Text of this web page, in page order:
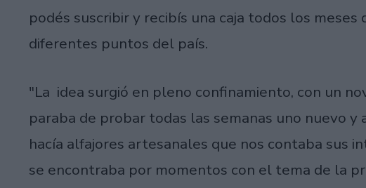
podés suscribir y recibís una caja todos los
diferentes puntos del país.
"La idea surgió en pleno confinamiento, con un
paraba de probar todas las semanas uno nuevo y
hacía alfajores artesanales que nos contaba sus
se encontraba por momentos con el tema de la